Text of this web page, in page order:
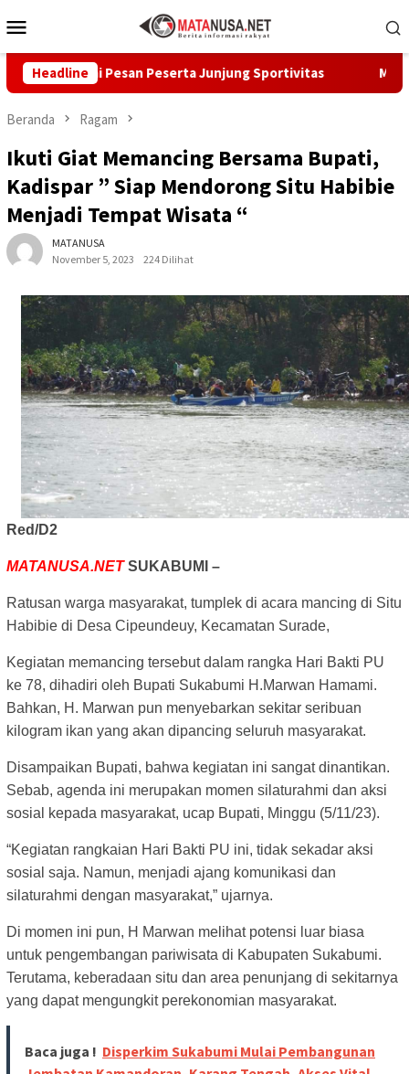
ke
Mobile
Headline
Pesan Peserta Junjung Sportivitas Melalui
Beranda Ragam
Ikuti Giat Memancing Bersama Bupati,
Kadispar ” Siap Mendorong Situ Habibie
Menjadi Tempat Wisata “
MATANUSA
November 5, 2023
224 Dilihat
Red/D2
MATANUSA.NETSUKABUMI –
Ratusan warga masyarakat, tumplek di acara mancing di Situ
Habibie di Desa Cipeundeuy, Kecamatan Surade,
Kegiatan memancing tersebut dalam rangka Hari Bakti PU
ke 78, dihadiri oleh Bupati Sukabumi H.Marwan Hamami.
Bahkan, H. Marwan pun menyebarkan sekitar seribuan
kilogram ikan yang akan dipancing seluruh masyarakat.
Disampaikan Bupati, bahwa kegiatan ini sangat dinantikan.
Sebab, agenda ini merupakan momen silaturahmi dan aksi
sosial kepada masyarakat, ucap Bupati, Minggu (5/11/23).
“Kegiatan rangkaian Hari Bakti PU ini, tidak sekadar aksi
sosial saja. Namun, menjadi ajang komunikasi dan
silaturahmi dengan masyarakat,” ujarnya.
Di momen ini pun, H Marwan melihat potensi luar biasa
untuk pengembangan pariwisata di Kabupaten Sukabumi.
Terutama, keberadaan situ dan area penunjang di sekitarnya
yang dapat mengungkit perekonomian masyarakat.
Baca juga ! Disperkim Sukabumi Mulai Pembangunan